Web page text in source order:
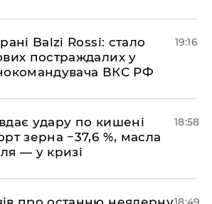
Balzi Rossi: стало
постраждалих у
ВКС РФ
19:16
удару по кишені
зерна −37,6 %, масла
— у кризі
18:58